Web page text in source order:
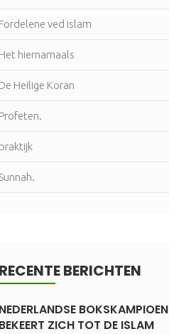
Fordelene ved islam
Het hiernamaals
De Heilige Koran
Profeten.
praktijk
Sunnah.
RECENTE BERICHTEN
NEDERLANDSE BOKSKAMPIOEN
BEKEERT ZICH TOT DE ISLAM